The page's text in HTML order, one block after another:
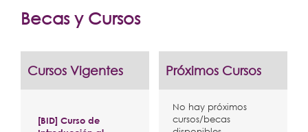
Extensión
Facultades
Centros Regionales
Internacional
estáBecas y Cursos
Cursos Vigentes
[BID] Curso de
Próximos Cursos
No hay próximos
cursos/becas